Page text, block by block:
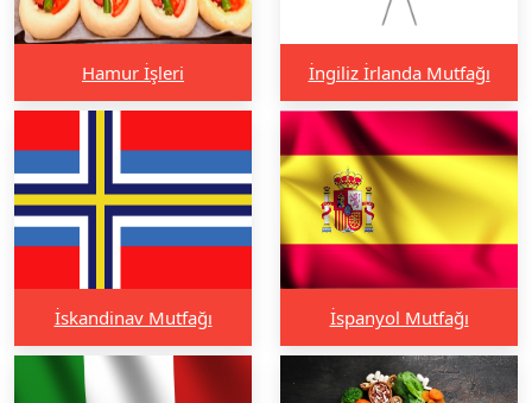
Hamur İşleri İngiliz İrlanda Mutfağı
İskandinav Mutfağı İspanyol Mutfağı